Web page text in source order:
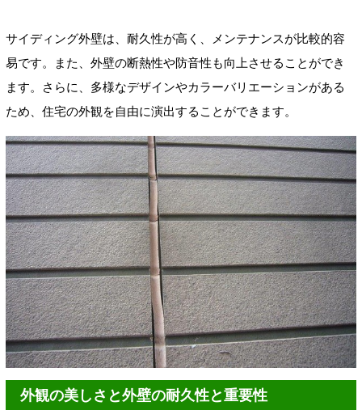
サイディング外壁は、耐久性が高く、メンテナンスが比較的容
易です。また、外壁の断熱性や防音性も向上させることができ
ます。さらに、多様なデザインやカラーバリエーションがある
ため、住宅の外観を自由に演出することができます。
外観の美しさと外壁の耐久性と重要性